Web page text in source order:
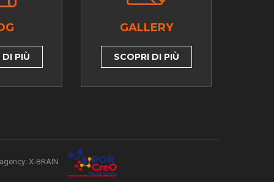
DI PIÙ
GALLERY
SCOPRI DI PIÙ
X-BRAIN